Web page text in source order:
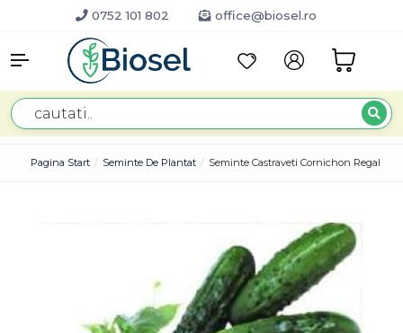
0752 101 802 office@biosel.ro
Pagina Start Seminte De Plantat Seminte Castraveti Cornichon Regal F1